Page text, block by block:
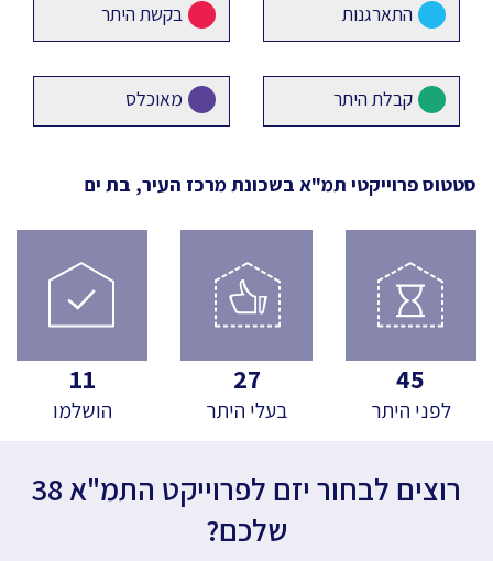
התארגנות בקשת היתר
קבלת היתר מאוכלס
סטטוס פרוייקטי תמ"א בשכונת מרכז העיר, בת ים
45
לפני היתר
27
בעלי היתר
11
הושלמו
רוצים לבחור יזם לפרוייקט התמ"א 38
שלכם?